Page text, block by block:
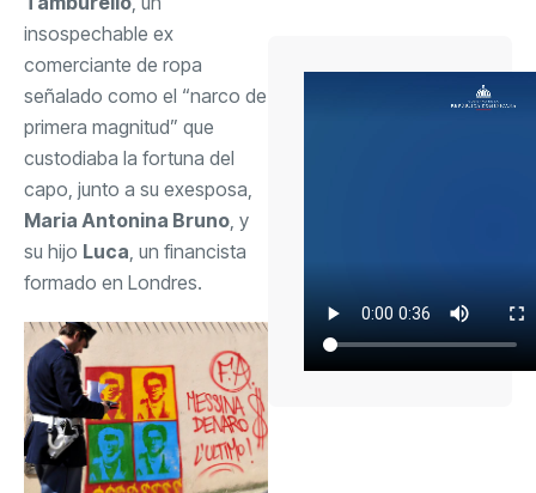
insospechable ex
comerciante de ropa
señalado como el “narco de
primera magnitud” que
custodiaba la fortuna del
capo, junto a su exesposa,
Maria Antonina Bruno, y
su hijo Luca, un financista
formado en Londres.